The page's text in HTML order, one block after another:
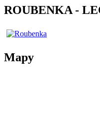
ROUBENKA -
Mapy